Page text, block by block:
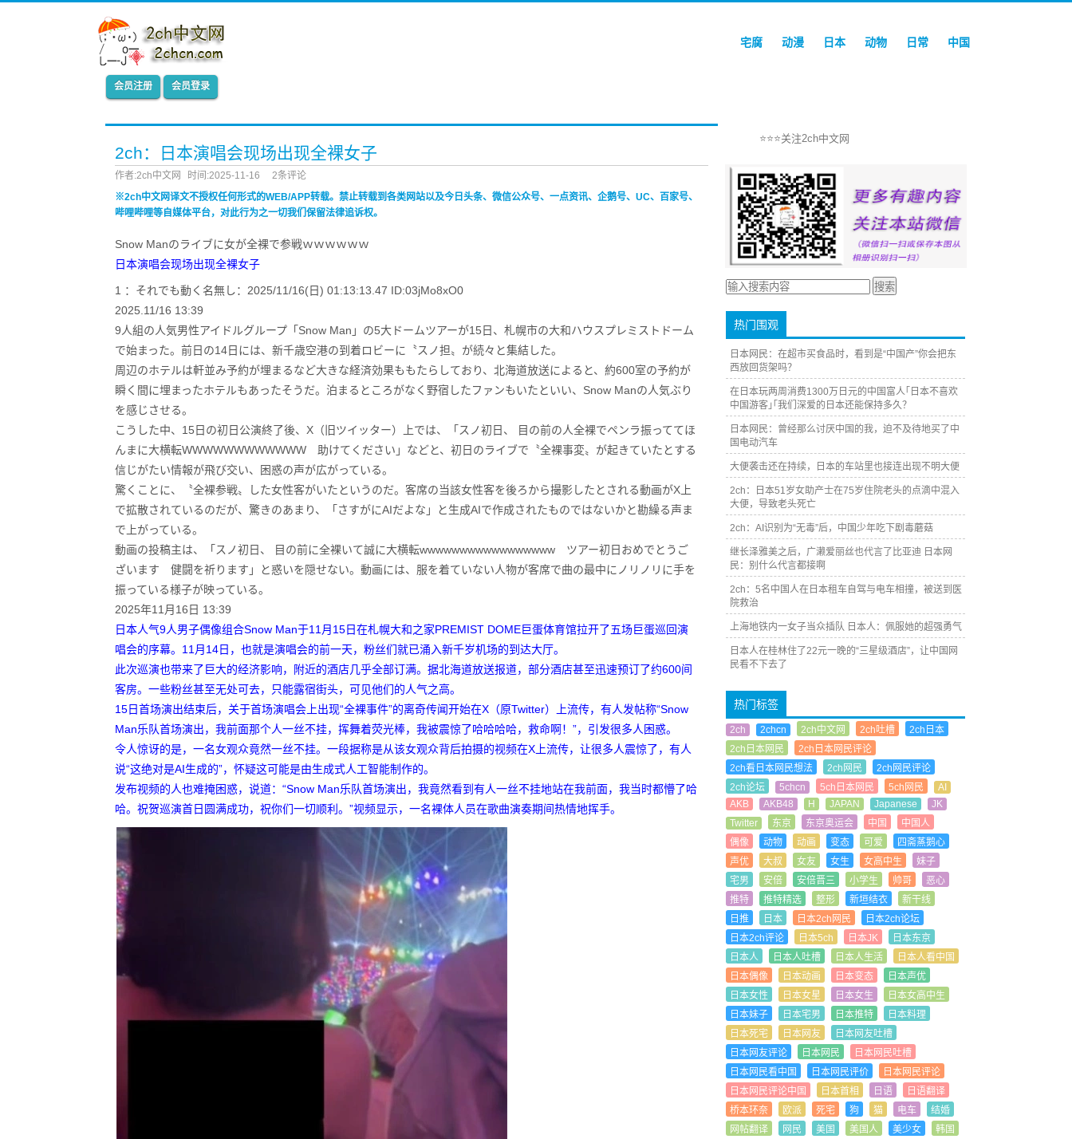
宅腐 动漫 日本 动物 日常 中国
会员注册 会员登录
2ch：日本演唱会现场出现全裸女子
作者:2ch中文网 时间:2025-11-16
2条评论
※2ch中文网译文不授权任何形式的WEB/APP转载。禁止转载到各类网站以及今日头条、微信公众号、一点资讯、企鹅号、UC、百家号、
哔哩哔哩等自媒体平台，对此行为之一切我们保留法律追诉权。
Snow Manのライブに女が全裸で参戦ｗｗｗｗｗｗ
日本演唱会现场出现全裸女子
1 ：それでも動く名無し：2025/11/16(日) 01:13:13.47 ID:03jMo8xO0
2025.11/16 13:39
9人組の人気男性アイドルグループ「Snow Man」の5大ドームツアーが15日、札幌市の大和ハウスプレミストドーム
で始まった。前日の14日には、新千歳空港の到着ロビーに〝スノ担〟が続々と集結した。
周辺のホテルは軒並み予約が埋まるなど大きな経済効果ももたらしており、北海道放送によると、約600室の予約が
瞬く間に埋まったホテルもあったそうだ。泊まるところがなく野宿したファンもいたといい、Snow Manの人気ぶり
を感じさせる。
こうした中、15日の初日公演終了後、X（旧ツイッター）上では、「スノ初日、 目の前の人全裸でペンラ振っててほ
んまに大横転WWWWWWWWWWWW 助けてください」などと、初日のライブで〝全裸事変〟が起きていたとする
信じがたい情報が飛び交い、困惑の声が広がっている。
驚くことに、〝全裸参戦〟した女性客がいたというのだ。客席の当該女性客を後ろから撮影したとされる動画がX上
で拡散されているのだが、驚きのあまり、「さすがにAIだよな」と生成AIで作成されたものではないかと勘繰る声ま
で上がっている。
動画の投稿主は、「スノ初日、 目の前に全裸いて誠に大横転wwwwwwwwwwwwwwwww ツアー初日おめでとうご
ざいます 健闘を祈ります」と惑いを隠せない。動画には、服を着ていない人物が客席で曲の最中にノリノリに手を
振っている様子が映っている。
2025年11月16日 13:39
日本人气9人男子偶像组合Snow Man于11月15日在札幌大和之家PREMIST DOME巨蛋体育馆拉开了五场巨蛋巡回演
唱会的序幕。11月14日，也就是演唱会的前一天，粉丝们就已涌入新千岁机场的到达大厅。
此次巡演也带来了巨大的经济影响，附近的酒店几乎全部订满。据北海道放送报道，部分酒店甚至迅速预订了约600间
客房。一些粉丝甚至无处可去，只能露宿街头，可见他们的人气之高。
15日首场演出结束后，关于首场演唱会上出现“全裸事件”的离奇传闻开始在X（原Twitter）上流传，有人发帖称“Snow
Man乐队首场演出，我前面那个人一丝不挂，挥舞着荧光棒，我被震惊了哈哈哈哈，救命啊！”，引发很多人困惑。
令人惊讶的是，一名女观众竟然一丝不挂。一段据称是从该女观众背后拍摄的视频在X上流传，让很多人震惊了，有人
说“这绝对是AI生成的”，怀疑这可能是由生成式人工智能制作的。
发布视频的人也难掩困惑，说道：“Snow Man乐队首场演出，我竟然看到有人一丝不挂地站在我前面，我当时都懵了哈
哈。祝贺巡演首日圆满成功，祝你们一切顺利。”视频显示，一名裸体人员在歌曲演奏期间热情地挥手。
⭐⭐⭐关注2ch中文网
热门围观
日本网民：在超市买食品时，看到是“中国产”你会把东
西放回货架吗？
在日本玩两周消费1300万日元的中国富人｢日本不喜欢
中国游客｣｢我们深爱的日本还能保持多久？
日本网民：曾经那么讨厌中国的我，迫不及待地买了中
国电动汽车
大便袭击还在持续，日本的车站里也接连出现不明大便
2ch：日本51岁女助产士在75岁住院老头的点滴中混入
大便，导致老头死亡
2ch：AI识别为“无毒”后，中国少年吃下剧毒蘑菇
继长泽雅美之后，广濑爱丽丝也代言了比亚迪 日本网
民：别什么代言都接啊
2ch：5名中国人在日本租车自驾与电车相撞，被送到医
院救治
上海地铁内一女子当众插队 日本人：佩服她的超强勇气
日本人在桂林住了22元一晚的“三星级酒店”，让中国网
民看不下去了
热门标签
2ch 2chcn 2ch中文网 2ch吐槽
2ch日本
2ch日本网民
2ch日本网民评论
2ch看日本网民想法
2ch网民
2ch网民评论
2ch论坛
5chcn 5ch日本网民 5ch网民
AI
AKB
AKB48 H JAPAN Japanese
JK
Twitter
东京 东京奥运会 中国
中国人
偶像
动物 动画 变态 可爱
四斋蒸鹅心
声优
大叔 女友 女生 女高中生
妹子
宅男
安倍 安倍晋三 小学生 帅哥
恶心
推特
推特精选 整形 新垣结衣
新干线
日推
日本 日本2ch网民
日本2ch论坛
日本2ch评论
日本5ch 日本JK
日本东京
日本人
日本人吐槽 日本人生活
日本人看中国
日本偶像
日本动画 日本变态
日本声优
日本女性
日本女星 日本女生
日本女高中生
日本妹子
日本宅男 日本推特
日本料理
日本死宅
日本网友
日本网友吐槽
日本网友评论
日本网民
日本网民吐槽
日本网民看中国
日本网民评价
日本网民评论
日本网民评论中国
日本首相 日语
日语翻译
桥本环奈
欧派 死宅 狗 猫 电车
结婚
网帖翻译
网民 美国 美国人 美少女
韩国